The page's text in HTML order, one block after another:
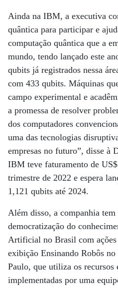
Ainda na IBM, a executiva
quântica para participar e
computação quântica que a
mundo, tendo lançado este
qubits já registrados nessa
com 433 qubits. Máquinas
campo experimental e
a promessa de resolver
dos computadores
uma das tecnologias
empresas no futuro”, disse à
IBM teve faturamento de
trimestre de 2022 e espera
1,121 qubits até 2024.
Além disso, a companhia
democratização do
Artificial no Brasil com ações
exibição Ensinando Robôs
Paulo, que utiliza os recursos
implementadas por uma